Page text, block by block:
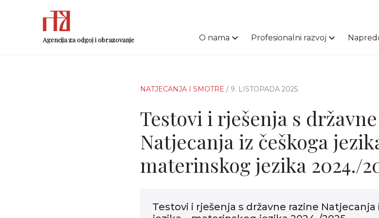
Agencija za odgoj i obrazovanje O nama Profesionalni razvoj
NATJECANJA I SMOTRE / 9. LISTOPADA 2025.
Testovi i rješenja s
Natjecanja iz češkoga
materinskog jezika 2024./
Testovi i rješenja s državne razine Natjecanja